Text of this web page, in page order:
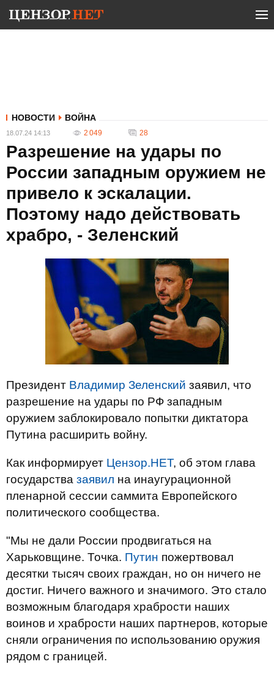
НОВОСТИ ВОЙНА
18.07.24 14:13 2 049 28
Разрешение на удары по
России западным оружием не
привело к эскалации.
Поэтому надо действовать
храбро, - Зеленский
Президент Владимир Зеленский заявил, что
разрешение на удары по РФ западным
оружием заблокировало попытки диктатора
Путина расширить войну.
Как информирует Цензор.НЕТ, об этом глава
государства заявил на инаугурационной
пленарной сессии саммита Европейского
политического сообщества.
"Мы не дали России продвигаться на
Харьковщине. Точка. Путин пожертвовал
десятки тысяч своих граждан, но он ничего не
достиг. Ничего важного и значимого. Это стало
возможным благодаря храбрости наших
воинов и храбрости наших партнеров, которые
сняли ограничения по использованию оружия
рядом с границей.